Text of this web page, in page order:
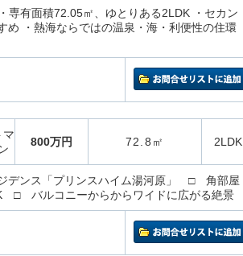
専有面積72.05㎡、ゆとりある2LDK ・セカン
め ・熱海ならではの温泉・海・利便性の住環
マ
800万円 72.8㎡ 2LDK
デンス「プリンスハイム湯河原」 □ 角部屋
□ バルコニーからからワイドに広がる絶景